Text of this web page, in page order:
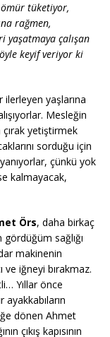
tüketiyor,
rağmen,
yaşatmaya çalışan
keyif veriyor ki
yaşlarına
Mesleğin
yetiştirmek
sorduğu için
çünkü yok
kalmayacak,
Örs, daha birkaç
sağlığı
makinenin
ve iğneyi bırakmaz.
Yıllar önce
ayakkabıların
dönen Ahmet
çıkış kapısının